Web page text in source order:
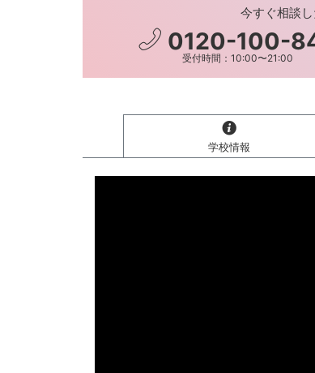
今すぐ相談
0120-100-
受付時間：10:00〜21:00
学校情報